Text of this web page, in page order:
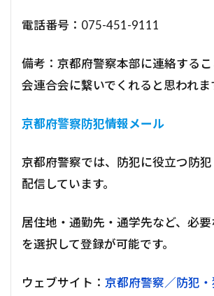
電話番号：075-451-9111
備考：京都府警察本部に連絡する
会連合会に繋いでくれると思われま
京都府警察防犯情報メール
京都府警察では、防犯に役立つ防
配信しています。
居住地・通勤先・通学先など、必
を選択して登録が可能です。
ウェブサイト： 京都府警察／防犯